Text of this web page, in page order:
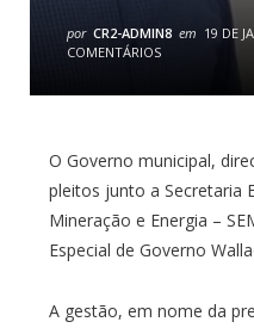
por CR2-ADMIN8 em 19 DE
COMENTÁRIOS
O Governo municipal,
pleitos junto a Secretaria
Mineração e Energia –
Especial de Governo
A gestão, em nome da